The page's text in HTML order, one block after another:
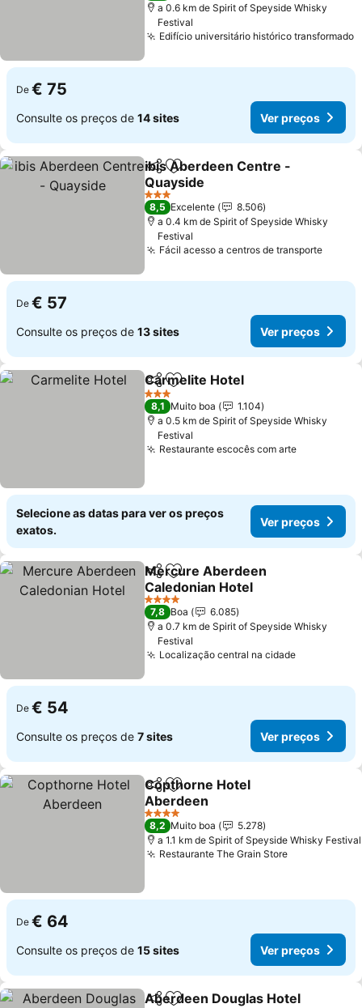
a 0.6 km de Spirit of Speyside Whisky
Festival
Edifício universitário histórico transformado
De € 75
Consulte os preços de 14 sites Ver preços
PartilharAdicionar aos favoritos
ibis Aberdeen Centre -
Quayside
Ver preços
3 Estrelas
8,5 Excelente
8.506
a 0.4 km de Spirit of Speyside Whisky
Festival
Fácil acesso a centros de transporteVer
De € 57
Consulte os preços de 13 sites Ver preços
PartilharAdicionar aos favoritos
Carmelite Hotel
3 Estrelas
8,1 Muito boa
1.104
a 0.5 km de Spirit of Speyside Whisky
Festival
Restaurante escocês com arteVer preços
Selecione as datas para ver os preços
exatos.
Ver preços
PartilharAdicionar aos favoritos
Mercure Aberdeen
Caledonian Hotel
Ver preços
4 Estrelas
7,8 Boa
6.085
a 0.7 km de Spirit of Speyside Whisky
Festival
Localização central na cidadeVer preços
De € 54
Consulte os preços de 7 sites Ver preços
PartilharAdicionar aos favoritos
Copthorne Hotel
Aberdeen
Ver preços
4 Estrelas
8,2 Muito boa
5.278
a 1.1 km de Spirit of Speyside Whisky Festival
Restaurante The Grain StoreVer preços
De € 64
Consulte os preços de 15 sites Ver preços
Aberdeen Douglas Hotel